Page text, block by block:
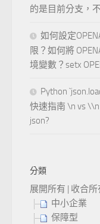
的是目前分支，
如何設定
限？如何將
境變數？setx
Python
快速指南 \n vs
json?
分類
展開所有 | 收合所
中小企業
保障型